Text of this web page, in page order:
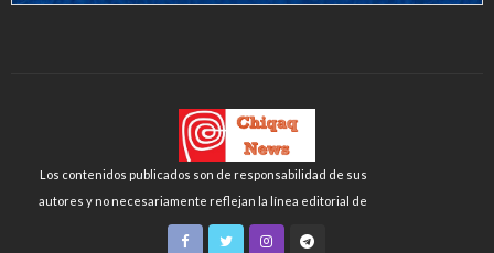
Los contenidos publicados son de responsabilidad de sus
autores y no necesariamente reflejan la línea editorial de
Chiqaq News o de la FLCH-UNMSM.